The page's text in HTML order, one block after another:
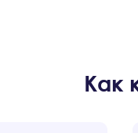
Как